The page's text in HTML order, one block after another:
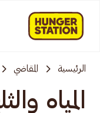
الرئيسية المقاضي
المياه